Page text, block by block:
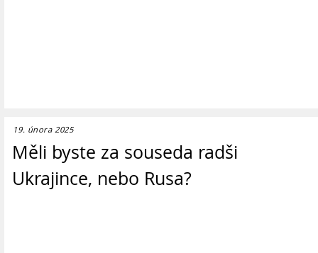
19. února 2025
Měli byste za souseda radši
Ukrajince, nebo Rusa?